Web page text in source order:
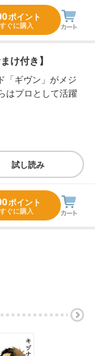
ポイント
すぐに購入
け付き】
「ギヴン」がメジ
はプロとして活躍
試し読み
ポイント
すぐに購入